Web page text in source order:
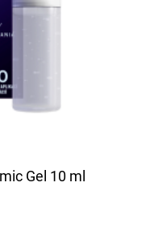
Gel 10 ml